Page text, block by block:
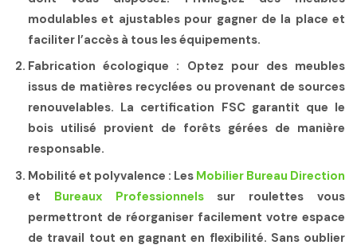
modulables et ajustables pour gagner de la place et
faciliter l’accès à tous les équipements.
Fabrication écologique : Optez pour des meubles
issus de matières recyclées ou provenant de sources
renouvelables. La certification FSC garantit que le
bois utilisé provient de forêts gérées de manière
responsable.
Mobilité et polyvalence : Les Mobilier Bureau Direction
et Bureaux Professionnelssur roulettes vous
permettront de réorganiser facilement votre espace
de travail tout en gagnant en flexibilité. Sans oublier